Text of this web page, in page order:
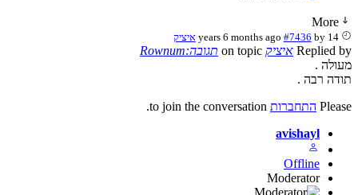
More
14 years 6 months ago
#7436 by איציק
Replied by איציק
תגובה:Rownum
מעולה .
תודה רבה .
Please התחברות
avishayl
Offline
Moderator